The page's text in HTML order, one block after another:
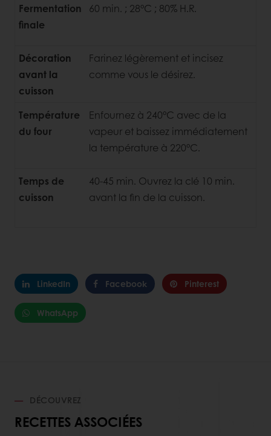
Fermentation
finale
60 min. ; 28°C ; 80% H.R.
Décoration
avant la
cuisson
Farinez légèrement et incisez
comme vous le désirez.
Température
du four
Enfournez à 240°C avec de la
vapeur et baissez immédiatement
la température à 220°C.
Temps de
cuisson
40-45 min. Ouvrez la clé 10 min.
avant la fin de la cuisson.
LinkedIn Facebook Pinterest
WhatsApp
DÉCOUVREZ
RECETTES ASSOCIÉES